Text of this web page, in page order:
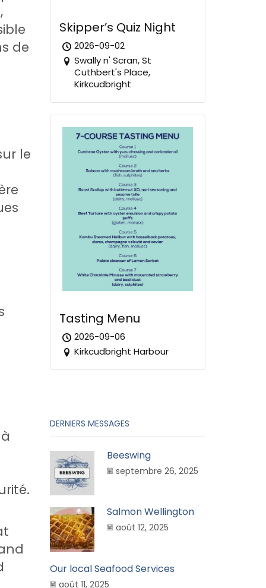
de
le
Skipper’s Quiz Night
2026-09-02
Swally n' Scran, St
Cuthbert's Place,
Kirkcudbright
Tasting Menu
2026-09-06
Kirkcudbright Harbour
DERNIERS MESSAGES
Beeswing
septembre 26, 2025
Salmon Wellington
août 12, 2025
Our local Seafood Services
août 11, 2025